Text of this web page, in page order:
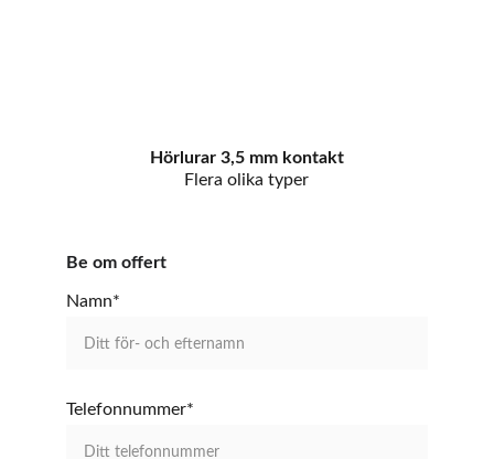
Hörlurar 3,5 mm kontakt
Flera olika typer
Namn*
Telefonnummer*
Be om offert